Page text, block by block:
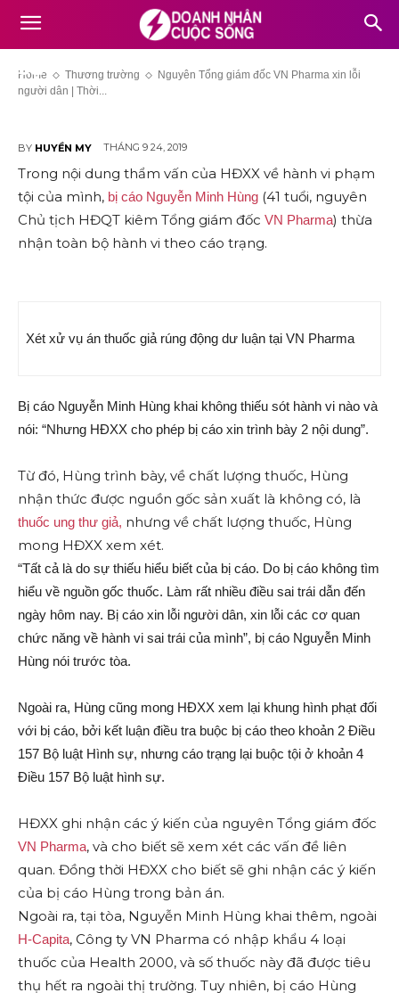
Home Thương trường
Nguyên Tổng giám đốc VN Pharma xin lỗi
người dân | Thời...
Nguyên Tổng giám đốc VN
Pharma xin lỗi người dân | Thời
sự
BY HUYỀN MY THÁNG 9 24, 2019
Trong nội dung thẩm vấn của HĐXX về hành vi phạm
tội của mình, bị cáo Nguyễn Minh Hùng (41 tuổi, nguyên
Chủ tịch HĐQT kiêm Tổng giám đốc VN Pharma) thừa
nhận toàn bộ hành vi theo cáo trạng.
Xét xử vụ án thuốc giả rúng động dư luận tại VN Pharma
Bị cáo Nguyễn Minh Hùng khai không thiếu sót hành vi nào và
nói: “Nhưng HĐXX cho phép bị cáo xin trình bày 2 nội dung”.
Từ đó, Hùng trình bày, về chất lượng thuốc, Hùng
nhận thức được nguồn gốc sản xuất là không có, là
thuốc ung thư giả, nhưng về chất lượng thuốc, Hùng
mong HĐXX xem xét.
“Tất cả là do sự thiếu hiểu biết của bị cáo. Do bị cáo không tìm
hiểu về nguồn gốc thuốc. Làm rất nhiều điều sai trái dẫn đến
ngày hôm nay. Bị cáo xin lỗi người dân, xin lỗi các cơ quan
chức năng về hành vi sai trái của mình”, bị cáo Nguyễn Minh
Hùng nói trước tòa.
Ngoài ra, Hùng cũng mong HĐXX xem lại khung hình phạt đối
với bị cáo, bởi kết luận điều tra buộc bị cáo theo khoản 2 Điều
157 Bộ luật Hình sự, nhưng cáo trạng lại buộc tội ở khoản 4
Điều 157 Bộ luật hình sự.
HĐXX ghi nhận các ý kiến của nguyên Tổng giám đốc
VN Pharma, và cho biết sẽ xem xét các vấn đề liên
quan. Đồng thời HĐXX cho biết sẽ ghi nhận các ý kiến
của bị cáo Hùng trong bản án.
Ngoài ra, tại tòa, Nguyễn Minh Hùng khai thêm, ngoài
H-Capita, Công ty VN Pharma có nhập khẩu 4 loại
thuốc của Health 2000, và số thuốc này đã được tiêu
thụ hết ra ngoài thị trường. Tuy nhiên, bị cáo Hùng